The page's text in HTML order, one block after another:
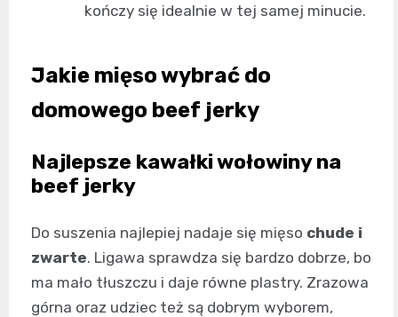
kończy się idealnie w tej samej minucie.
Jakie mięso wybrać do
domowego beef jerky
Najlepsze kawałki wołowiny na
beef jerky
Do suszenia najlepiej nadaje się mięso chude i
zwarte. Ligawa sprawdza się bardzo dobrze, bo
ma mało tłuszczu i daje równe plastry. Zrazowa
górna oraz udziec też są dobrym wyborem,